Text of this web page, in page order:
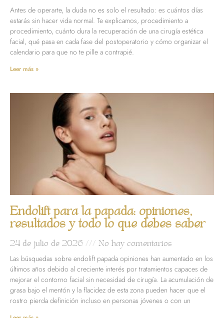
Antes de operarte, la duda no es solo el resultado: es cuántos días
estarás sin hacer vida normal. Te explicamos, procedimiento a
procedimiento, cuánto dura la recuperación de una cirugía estética
facial, qué pasa en cada fase del postoperatorio y cómo organizar el
calendario para que no te pille a contrapié.
Leer más »
Endolift para la papada: opiniones,
resultados y todo lo que debes saber
24 de julio de 2026 No hay comentarios
Las búsquedas sobre endolift papada opiniones han aumentado en los
últimos años debido al creciente interés por tratamientos capaces de
mejorar el contorno facial sin necesidad de cirugía. La acumulación de
grasa bajo el mentón y la flacidez de esta zona pueden hacer que el
rostro pierda definición incluso en personas jóvenes o con un